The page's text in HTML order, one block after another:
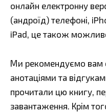
онлайн електронну
(андроїд) телефоні,
iPad, це також
Ми рекомендуємо вам
анотаціями та
прочитали цю книгу,
завантаження. Крім